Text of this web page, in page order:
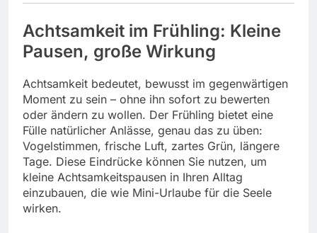
Achtsamkeit im Frühling: Kleine
Pausen, große Wirkung
Achtsamkeit bedeutet, bewusst im gegenwärtigen
Moment zu sein – ohne ihn sofort zu bewerten
oder ändern zu wollen. Der Frühling bietet eine
Fülle natürlicher Anlässe, genau das zu üben:
Vogelstimmen, frische Luft, zartes Grün, längere
Tage. Diese Eindrücke können Sie nutzen, um
kleine Achtsamkeitspausen in Ihren Alltag
einzubauen, die wie Mini-Urlaube für die Seele
wirken.